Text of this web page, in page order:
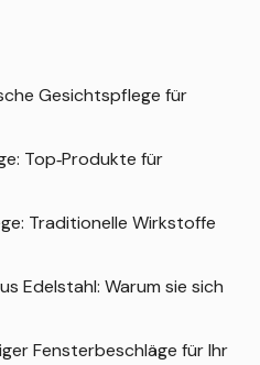
Gesichtspflege für
Top‑Produkte für
Traditionelle Wirkstoffe
Edelstahl: Warum sie sich
Fensterbeschläge für Ihr